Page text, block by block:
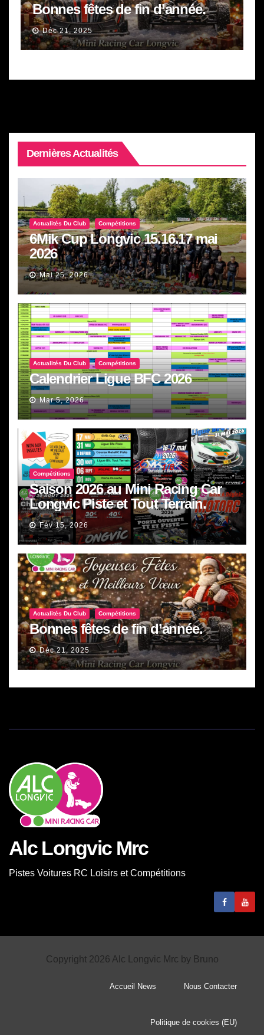
Bonnes fêtes de fin d’année.
Déc 21, 2025
Dernières Actualités
Actualités Du Club Compétitions
6Mik Cup Longvic 15.16.17 mai
2026
Mai 25, 2026
Actualités Du Club Compétitions
Calendrier Ligue BFC 2026
Mar 5, 2026
Compétitions
Saison 2026 au Mini Racing Car
Longvic Piste et Tout Terrain.
Fév 15, 2026
Actualités Du Club Compétitions
Bonnes fêtes de fin d’année.
Déc 21, 2025
Alc Longvic Mrc
Pistes Voitures RC Loisirs et Compétitions
Copyright 2026 Alc Longvic Mrc by Bruno
Accueil News Nous Contacter
Politique de cookies (EU)